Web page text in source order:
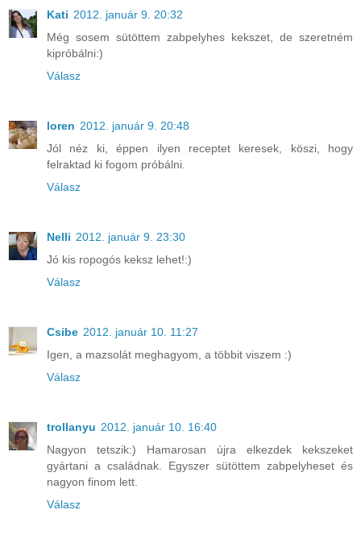
Kati 2012. január 9. 20:32
Még sosem sütöttem zabpelyhes kekszet, de szeretném
kipróbálni:)
Válasz
loren 2012. január 9. 20:48
Jól néz ki, éppen ilyen receptet keresek, köszi, hogy
felraktad ki fogom próbálni.
Válasz
Nelli 2012. január 9. 23:30
Jó kis ropogós keksz lehet!:)
Válasz
Csibe 2012. január 10. 11:27
Igen, a mazsolát meghagyom, a többit viszem :)
Válasz
trollanyu 2012. január 10. 16:40
Nagyon tetszik:) Hamarosan újra elkezdek kekszeket
gyártani a családnak. Egyszer sütöttem zabpelyheset és
nagyon finom lett.
Válasz